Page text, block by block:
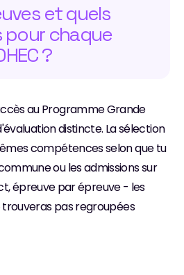
et quels
chaque
?
au Programme Grande
distincte. La sélection
compétences selon que tu
ou les admissions sur
épreuve par épreuve - les
pas regroupées